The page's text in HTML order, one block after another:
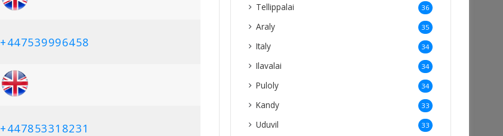
+447539996458
+447853318231
Tellippalai 36
Araly 35
Italy 34
Ilavalai 34
Puloly 34
Kandy 33
Uduvil 33